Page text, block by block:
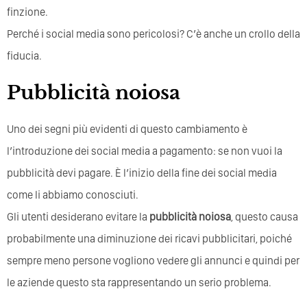
finzione.
Perché i social media sono pericolosi? C’è anche un crollo della
fiducia.
Pubblicità noiosa
Uno dei segni più evidenti di questo cambiamento è
l’introduzione dei social media a pagamento: se non vuoi la
pubblicità devi pagare. È l’inizio della fine dei social media
come li abbiamo conosciuti.
Gli utenti desiderano evitare la pubblicità noiosa , questo causa
probabilmente una diminuzione dei ricavi pubblicitari, poiché
sempre meno persone vogliono vedere gli annunci e quindi per
le aziende questo sta rappresentando un serio problema.